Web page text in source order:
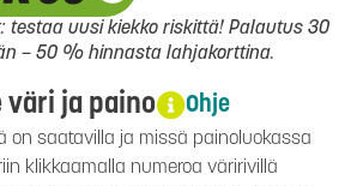
testaa uusi kiekko riskittä! Palautus 30
– 50 % hinnasta lahjakorttina.
väri ja paino Ohje
on saatavilla ja missä painoluokassa
klikkaamalla numeroa väririvillä